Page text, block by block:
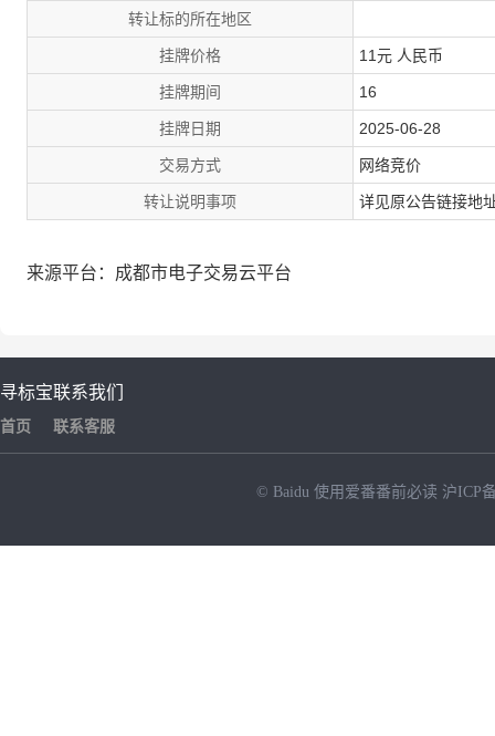
转让标的所在地区
挂牌价格 11元 人民币
挂牌期间 16
挂牌日期 2025-06-28
交易方式 网络竞价
转让说明事项 详见原公告链接地
来源平台：成都市电子交易云平台
寻标宝
首页
联系我们
联系客服
© Baidu 使用爱番番前必读 沪ICP